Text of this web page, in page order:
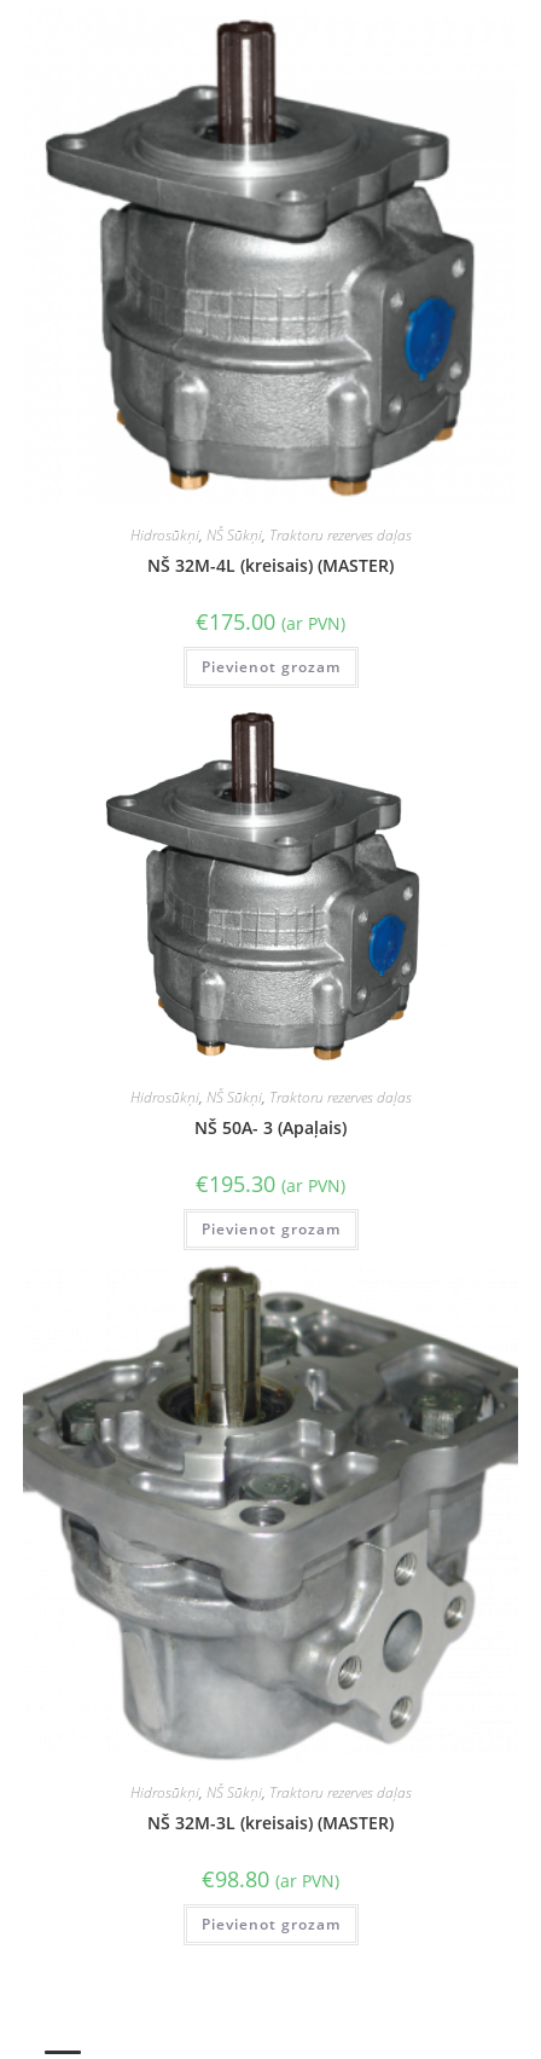
Hidrosūkņi, NŠ Sūkņi, Traktoru rezerves daļas
NŠ 32M-4L (kreisais) (MASTER)
€175.00 (ar PVN)
Pievienot grozam
Hidrosūkņi, NŠ Sūkņi, Traktoru rezerves daļas
NŠ 50A- 3 (Apaļais)
€195.30 (ar PVN)
Pievienot grozam
Hidrosūkņi, NŠ Sūkņi, Traktoru rezerves daļas
NŠ 32M-3L (kreisais) (MASTER)
€98.80 (ar PVN)
Pievienot grozam